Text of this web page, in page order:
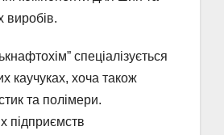
виробів.
спеціалізується
каучуках, хоча також
та полімери.
підприємств